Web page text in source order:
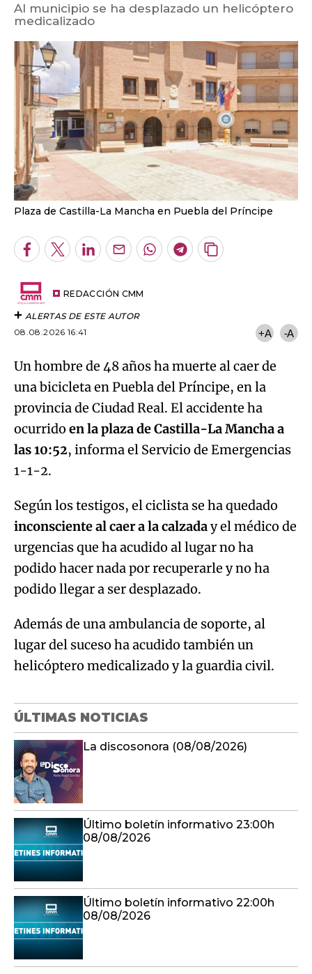
Al municipio se ha desplazado un helicóptero
medicalizado
Plaza de Castilla-La Mancha en Puebla del Príncipe
Facebook
TwitterLinkedInEnviarWhatsapp
Telegram
Copiar
REDACCIÓN CMM
ALERTAS DE ESTE AUTOR
08.08.2026 16:41
+A -A
Un hombre de 48 años ha muerte al caer de
una bicicleta en Puebla del Príncipe, en la
provincia de Ciudad Real. El accidente ha
ocurrido en la plaza de Castilla-La Mancha a
las 10:52, informa el Servicio de Emergencias
1-1-2.
Según los testigos, el ciclista se ha quedado
inconsciente al caer a la calzaday el médico de
urgencias que ha acudido al lugar no ha
podido hacer nada por recuperarle y no ha
podido llegar a ser desplazado.
Además de una ambulancia de soporte, al
lugar del suceso ha acudido también un
helicóptero medicalizado y la guardia civil.
ÚLTIMAS NOTICIAS
La discosonora (08/08/2026)
Último boletín informativo 23:00h
08/08/2026
Último boletín informativo 22:00h
08/08/2026